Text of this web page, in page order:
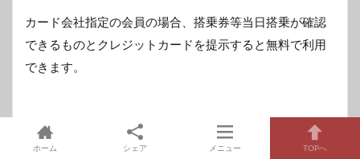
カード会社指定の会員の場合、搭乗券等当日搭乗が確認
できるものとクレジットカードを提示すると無料で利用
できます。
ホーム シェア メニュー TOPへ